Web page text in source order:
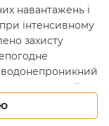
навантажень і
інтенсивному
захисту
водонепроникний
зарядний
Це робить